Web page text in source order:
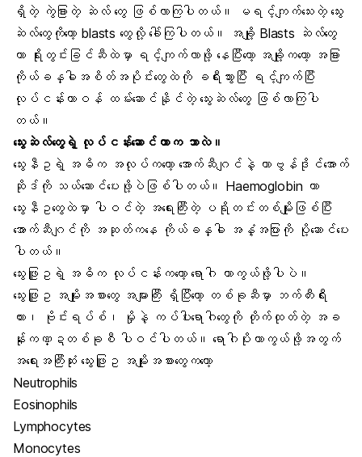
ရှိတဲ့ ကွဲခြားတဲ့ ဆဲလ် တွေ ဖြစ်လာကြပါတယ်။ မရင့်ကျက်သေးတဲ့ သွေး
ဆဲလ်တွေကိုတော့ blasts တွေလို့ ခေါ်ကြပါတယ်။ အချို့ Blasts ဆဲလ်တွေ
ဟာ ရိုးတွင်းခြင်ဆီထဲမှာ ရင့်ကျက်လာဖို့ နေပြီးတော့ အချို့ကတော့ အခြား
ကိုယ်ခန္ဓါအစိတ်အပိုင်းတွေထဲကို ခရီးသွားပြီး ရင့်ကျက်ပြီး
လုပ်ငန်းတာဝန် ထမ်းဆောင်နိုင်တဲ့ သွေးဆဲလ်တွေ ဖြစ်လာကြပါ
တယ်။
သွေးဆဲလ်တွေရဲ့ လုပ်ငန်းဆောင်တာက ဘာလဲ။
သွေးနီဥရဲ့ အဓိက အလုပ်ကတော့ အောက်ဆီဂျင်နဲ့ ကာဗွန်ဒိုင်အောက်
ဆိုဒ်ကို သယ်ဆောင်ပေးဖို့ပဲဖြစ်ပါတယ်။ Haemoglobin ဟာ
သွေးနီဥတွေထဲမှာ ပါဝင်တဲ့ အရေးကြီးတဲ့ ပရိုတင်းတစ်မျိုးဖြစ်ပြီး
အောက်ဆီဂျင်ကို အဆုတ်ကနေ ကိုယ်ခန္ဓါ အနှံ့အပြားကို ပို့ဆောင်ပေး
ပါတယ်။
သွေးဖြူဥရဲ့ အဓိက လုပ်ငန်းကတော့ ရောဂါ ကာကွယ်ဖို့ပါပဲ။
သွေးဖြူဥ အမျိုးအစားတွေ အများကြီး ရှိပြီးတော့ တစ်ခုဆီမှာ ဘက်တီးရီး
ယား၊ ဗိုင်းရပ်စ်၊ မှိုနဲ့ ကပ်ပါးရောဂါတွေကို တိုက်ထုတ်တဲ့ အခ
န်ုးကဏ္ဍတစ်ခုစီ ပါဝင်ပါတယ်။ ရောဂါပိုးကာကွယ်ဖို့အတွက်
အရေးအကြီးဆုံး သွေးဖြူဥ အမျိုးအစားတွေကတော့
Neutrophils
Eosinophils
Lymphocytes
Monocytes